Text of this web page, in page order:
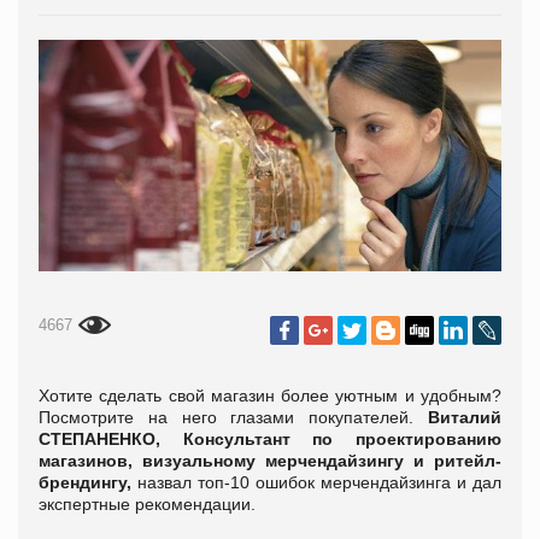
4667
Хотите сделать свой магазин более уютным и удобным?
Посмотрите на него глазами покупателей.
Виталий
СТЕПАНЕНКО, Консультант по проектированию
магазинов, визуальному мерчендайзингу и ритейл-
брендингу, назвал топ-10 ошибок мерчендайзинга и дал
экспертные рекомендации.